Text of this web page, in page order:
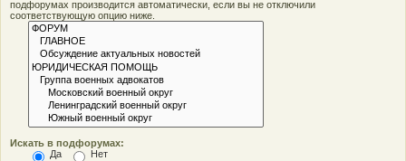
подфорумах производится автоматически, если вы не отключили
соответствующую опцию ниже.
Искать в подфорумах:
Да
Нет